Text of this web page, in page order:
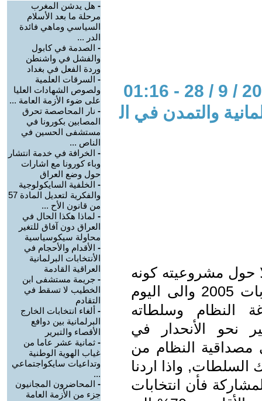
والتمدن في ال
حول مشروعيته كونه
ممثلا لأرادة الشعب أم لا فمنذ انتخابات 2005 والى اليوم
النظام وسلطاته
نحو الأنحدار في
مصداقية النظام من
واذا اردنا
فأن انتخابات
- هل يدشن المغرب
مرحلة ما بعد الأسلام
السياسي وماهي فائدة
الدر ...
- الصدمة في كابول
والفشل في واشنطن
وردة الفعل في بغداد
- السرقات العلمية
ولصوص الشهادات العليا
على ضوء الأزمة العامة ...
- نار المحاصصة تحرق
المصابين بكورونا في
مستشفى الحسين في
الناص ...
- الخرافة في خدمة انتشار
وباء كورونا مع اشارات
حول وضع العراق
- الخلفية السايكولوجية
والفكرية لتعديل المادة 57
من قانون الأح ...
- لماذا هكذا الحال في
العراق دون آفاق للتغير
محاولة سيكوسياسية
- الأقدام والأحجام في
الأنتخابات البرلمانية
العراقية القادمة
- جريمة مستشفى ابن
الخطيب لا تسقط في
التقادم
- ألغاء انتخابات الخارج
البرلمانية بين دوافع
الأقصاء والتبرير
- ثمانية عشر عاما من
غياب الهوية الوطنية
وتداعيات سايكواجتماعي
...
- المحاضرون المجانيون
جزء من الأزمة العامة